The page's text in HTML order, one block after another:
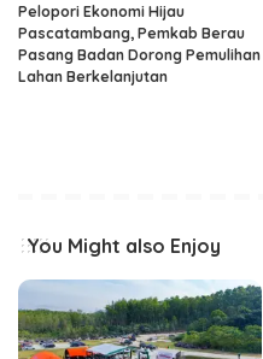
Pelopori Ekonomi Hijau
Pascatambang, Pemkab Berau
Pasang Badan Dorong Pemulihan
Lahan Berkelanjutan
You Might also Enjoy